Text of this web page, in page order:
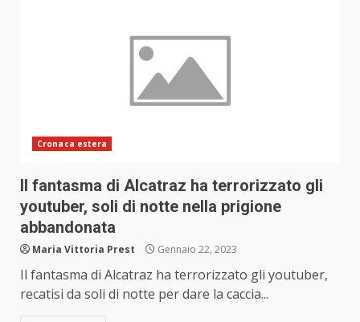
Cronaca estera
Il fantasma di Alcatraz ha terrorizzato gli
youtuber, soli di notte nella prigione
abbandonata
Maria Vittoria Prest Gennaio 22, 2023
Il fantasma di Alcatraz ha terrorizzato gli youtuber,
recatisi da soli di notte per dare la caccia...